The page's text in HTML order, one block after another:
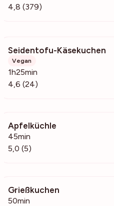
4,8 (379)
Seidentofu-Käsekuchen
Vegan
1h25min
4,6 (24)
Apfelküchle
45min
5,0 (5)
Grießkuchen
50min